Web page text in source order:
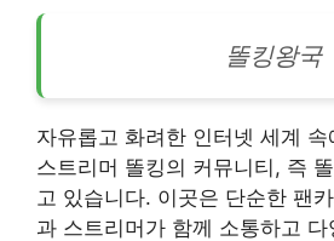
똘킹왕국
자유롭고 화려한 인터넷 세계
스트리머 똘킹의 커뮤니티, 즉
고 있습니다. 이곳은 단순한 팬
과 스트리머가 함께 소통하고